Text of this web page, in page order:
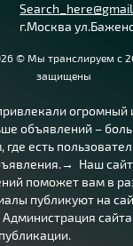
г.Москва
© Мы транслируем с
защищены
огромный
объявлений –
где есть
Наш сайт
поможет вам в
публикуют на